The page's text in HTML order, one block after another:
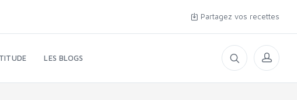
Partagez vos recettes
LES BLOGS